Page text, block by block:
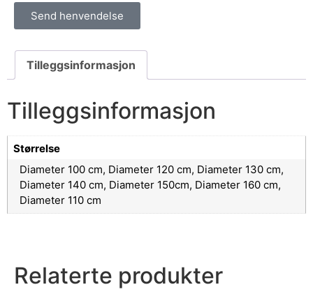
Send henvendelse
Tilleggsinformasjon
Tilleggsinformasjon
Størrelse
Diameter 100 cm, Diameter 120 cm, Diameter 130 cm,
Diameter 140 cm, Diameter 150cm, Diameter 160 cm,
Diameter 110 cm
Relaterte produkter